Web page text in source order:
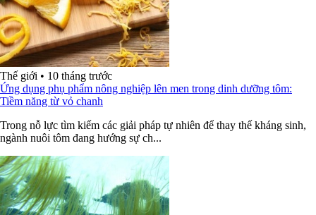
Thế giới • 10 tháng trước
Ứng dụng phụ phẩm nông nghiệp lên men trong dinh dưỡng tôm:
Tiềm năng từ vỏ chanh
Trong nỗ lực tìm kiếm các giải pháp tự nhiên để thay thế kháng sinh,
ngành nuôi tôm đang hướng sự ch...